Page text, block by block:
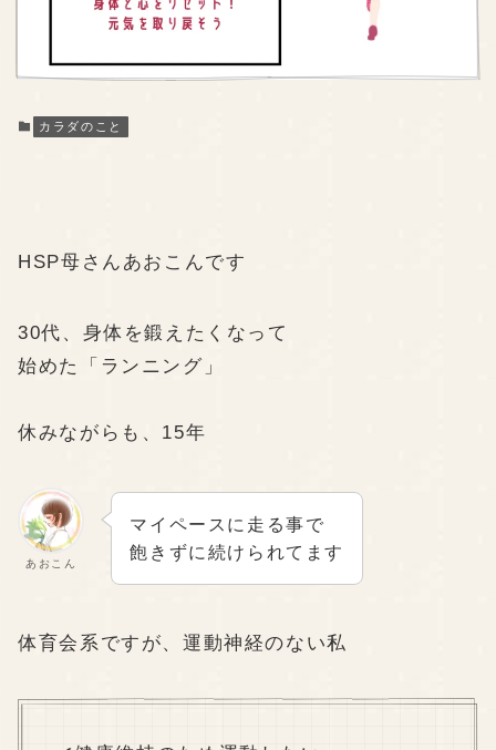
カラダのこと
HSP母さん あおこんです
30代、身体を鍛えたくなって
始めた「ランニング」
休みながらも、15年
あおこん
マイペースに走る事で
飽きずに続けられてます
体育会系ですが、運動神経のない私